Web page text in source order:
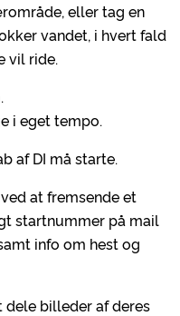
eller tag en
vandet, i hvert fald
vil ride.
i eget tempo.
af DI må starte.
at fremsende et
startnummer på mail
info om hest og
billeder af deres